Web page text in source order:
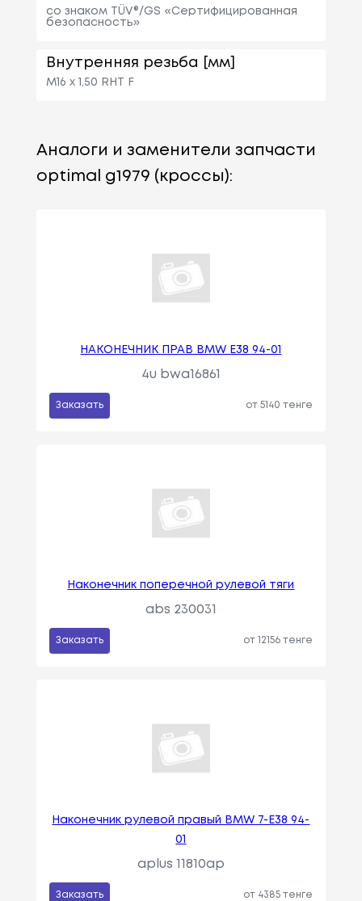
со знаком TÜV®/GS «Сертифицированная
безопасность»
Внутренняя резьба [мм]
M16 x 1,50 RHT F
Аналоги и заменители запчасти
optimal g1979 (кроссы):
НАКОНЕЧНИК ПРАВ BMW E38 94-01
4u bwa16861
Заказать от 5140 тенге
Наконечник поперечной рулевой тяги
abs 230031
Заказать от 12156 тенге
Наконечник рулевой правый BMW 7-E38 94-
01
aplus 11810ap
Заказать от 4385 тенге